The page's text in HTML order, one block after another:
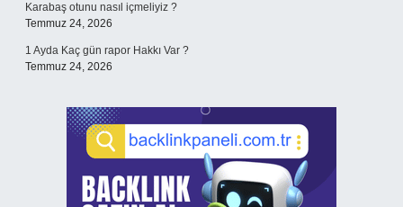
Karabaş otunu nasıl içmeliyiz ?
Temmuz 24, 2026
1 Ayda Kaç gün rapor Hakkı Var ?
Temmuz 24, 2026